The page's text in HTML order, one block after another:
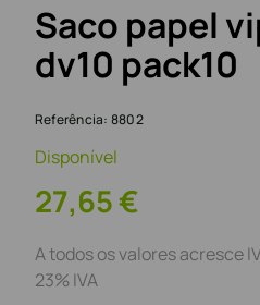
Saco papel
dv10 pack10
Referência: 8802
Disponível
27,65€
A todos os valores acresce
23% IVA